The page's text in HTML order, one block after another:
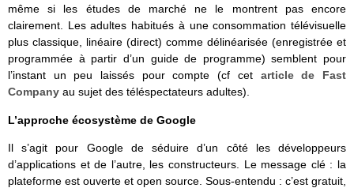
même si les études de marché ne le montrent pas encore
clairement. Les adultes habitués à une consommation télévisuelle
plus classique, linéaire (direct) comme délinéarisée (enregistrée et
programmée à partir d’un guide de programme) semblent pour
l’instant un peu laissés pour compte (cf cet article de Fast
Company au sujet des téléspectateurs adultes).
L’approche écosystème de Google
Il s’agit pour Google de séduire d’un côté les développeurs
d’applications et de l’autre, les constructeurs. Le message clé : la
plateforme est ouverte et open source. Sous-entendu : c’est gratuit,